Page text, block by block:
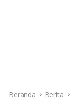
Beranda Berita